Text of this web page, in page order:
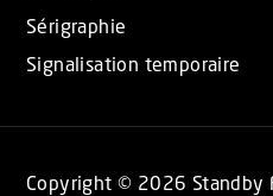
Sérigraphie
Signalisation temporaire
Copyright © 2026 Standby